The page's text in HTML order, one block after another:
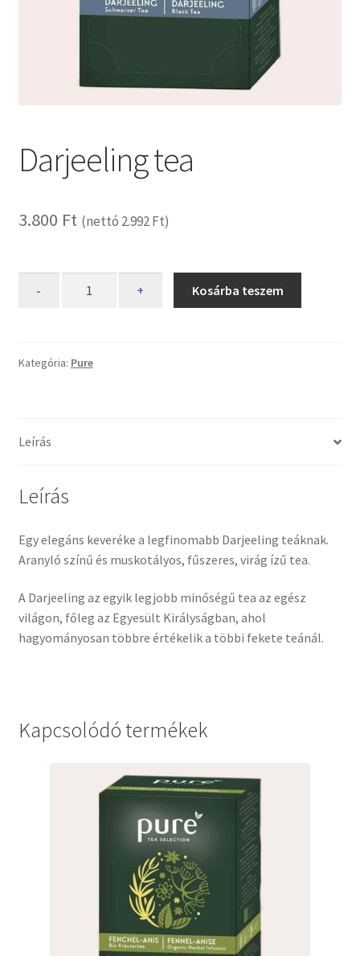
Darjeeling tea
3.800 Ft (nettó 2.992Ft)
- + Kosárba teszem
Kategória: Pure
Leírás
Leírás
Egy elegáns keveréke a legfinomabb Darjeeling teáknak.
Aranyló színű és muskotályos, fűszeres, virág ízű tea.
A Darjeeling az egyik legjobb minőségű tea az egész
világon, főleg az Egyesült Királyságban, ahol
hagyományosan többre értékelik a többi fekete teánál.
Kapcsolódó termékek